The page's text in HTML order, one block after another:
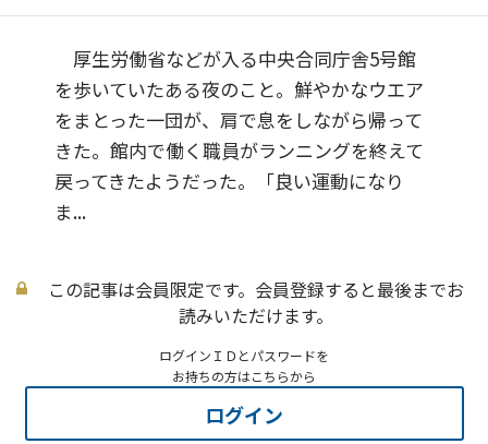
厚生労働省などが入る中央合同庁舎5号館
を歩いていたある夜のこと。鮮やかなウエア
をまとった一団が、肩で息をしながら帰って
きた。館内で働く職員がランニングを終えて
戻ってきたようだった。「良い運動になり
ま...
この記事は会員限定です。会員登録すると最後までお
読みいただけます。
ログインＩＤとパスワードを
お持ちの方はこちらから
ログイン